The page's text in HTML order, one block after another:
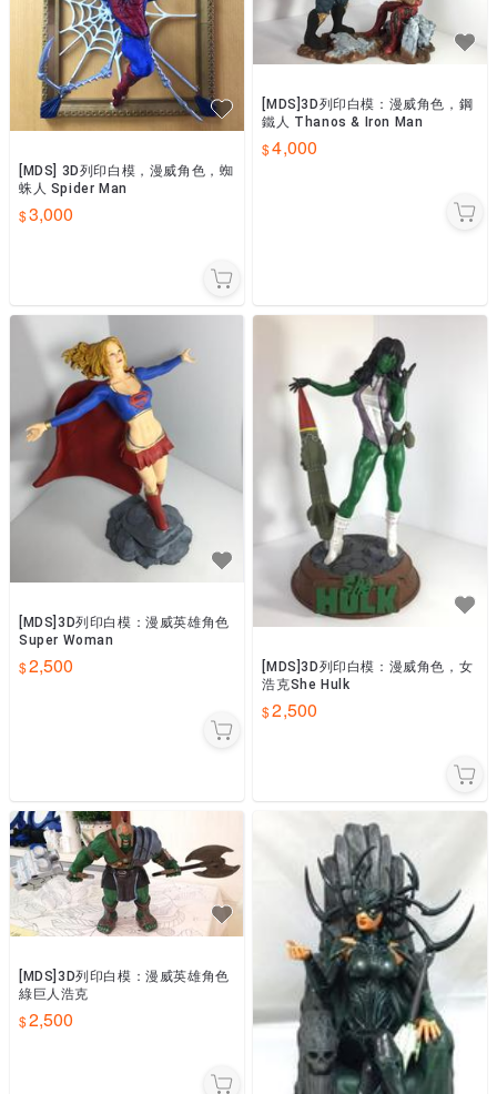
[MDS] 3D列印白模，漫威角色，蜘
蛛人 Spider Man
3,000
[MDS]3D列印白模：漫威角色，鋼
鐵人 Thanos & Iron Man
4,000
[MDS]3D列印白模：漫威英雄角色
Super Woman
2,500
[MDS]3D列印白模：漫威角色，女
浩克She Hulk
2,500
[MDS]3D列印白模：漫威英雄角色
綠巨人浩克
2,500